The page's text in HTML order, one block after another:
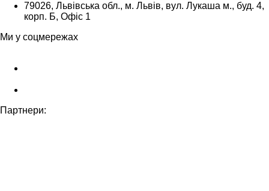
79026, Львівська обл., м. Львів, вул. Лукаша м., буд. 4,
корп. Б, Офіс 1
Ми у соцмережах
Партнери: